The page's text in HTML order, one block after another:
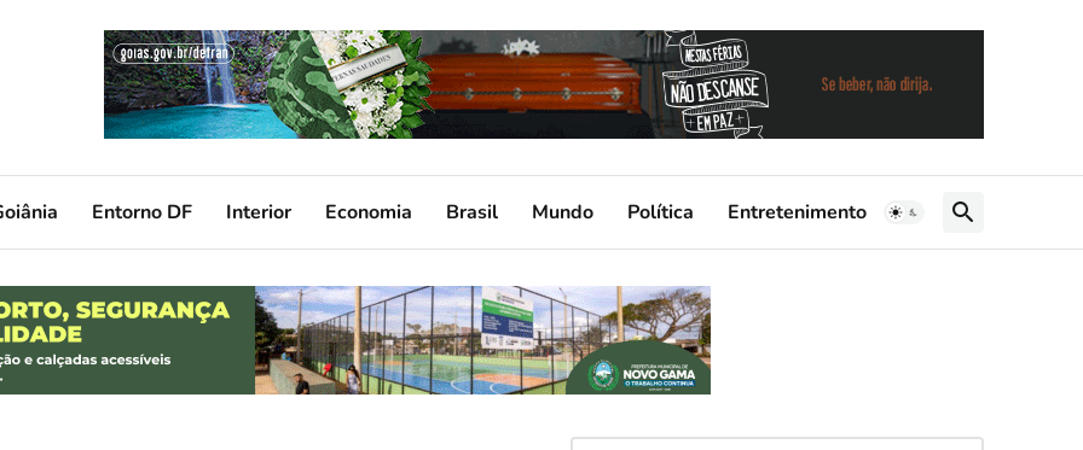
Entorno DF Interior Economia Brasil Mundo Política Entretenimento